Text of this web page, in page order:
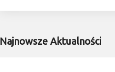
Najnowsze Aktualności